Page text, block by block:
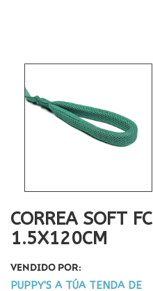
CORREA SOFT
1.5X120CM
VENDIDO POR:
PUPPY'S A TÚA TENDA DE